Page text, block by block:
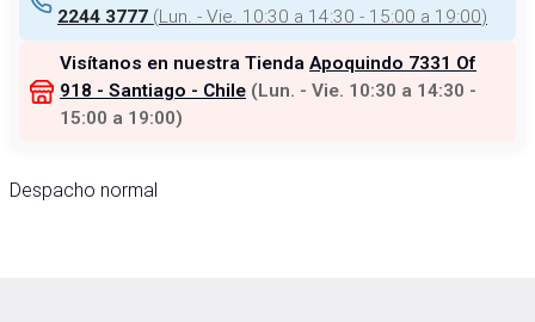
2244 3777 (Lun. - Vie. 10:30 a 14:30 - 15:00 a 19:00)
Visítanos en nuestra Tienda Apoquindo 7331 Of
918 - Santiago - Chile (Lun. - Vie. 10:30 a 14:30 -
15:00 a 19:00)
Despacho normal